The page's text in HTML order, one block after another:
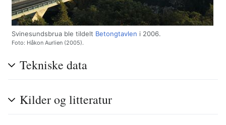
Svinesundsbrua ble tildelt Betongtavlen i 2006.
Foto: Håkon Aurlien (2005).
Tekniske data
Kilder og litteratur